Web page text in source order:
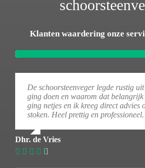
Klanten waardering onze
De schoorsteenveger legde rustig
ging doen en waarom dat belangrijk
ging netjes en ik kreeg direct advies
stoken. Heel prettig en professioneel.
Dhr. de Vries